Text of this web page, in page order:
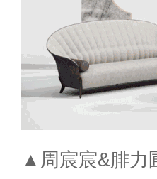
▲周宸宸&腓力